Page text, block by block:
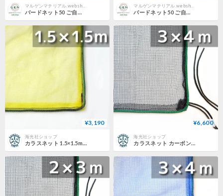
バードネット50 ご自宅用簡単対策セット 3m×12m バードネット50 ご自宅用簡単対策セット 3m×5m
¥3,190
海光社ショップ
カラスネット 1.5×1.5m 戸別回収向け
¥6,600
海光社ショップ
カラスネット カーボンブラック 3×4m